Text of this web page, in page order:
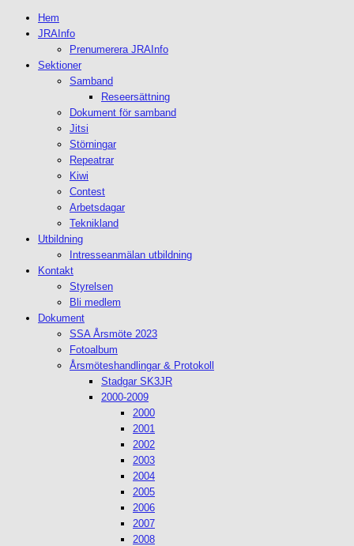
Hem
JRAInfo
Prenumerera JRAInfo
Sektioner
Samband
Reseersättning
Dokument för samband
Jitsi
Störningar
Repeatrar
Kiwi
Contest
Arbetsdagar
Teknikland
Utbildning
Intresseanmälan utbildning
Kontakt
Styrelsen
Bli medlem
Dokument
SSA Årsmöte 2023
Fotoalbum
Årsmöteshandlingar & Protokoll
Stadgar SK3JR
2000-2009
2000
2001
2002
2003
2004
2005
2006
2007
2008